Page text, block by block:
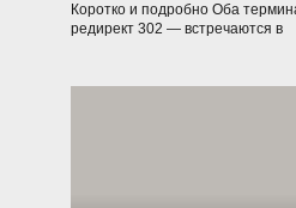
Коротко и подробно Оба
редирект 302 — встречаются в